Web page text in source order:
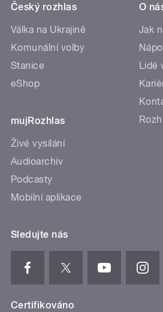
Český rozhlas
Válka na Ukrajině
Komunální volby
Stanice
eShop
mujRozhlas
Živé vysílání
Audioarchiv
Podcasty
Mobilní aplikace
O
Jak
Lidé
Sledujte nás
Certifikováno